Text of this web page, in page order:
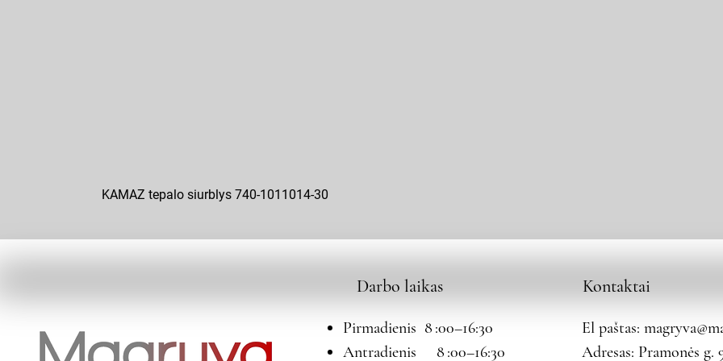
KAMAZ tepalo siurblys 740-1011014-30
Darbo laikas
Pirmadienis 8 :00–16:30
Antradienis 8 :00–16:30
Kontaktai
El paštas:
Adresas: Pramonės g.